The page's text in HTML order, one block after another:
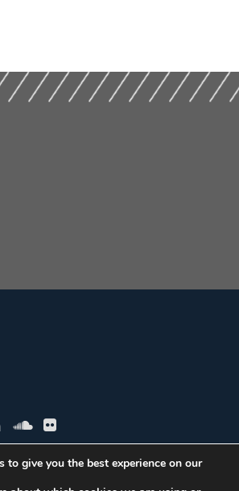
to give you the best experience on our